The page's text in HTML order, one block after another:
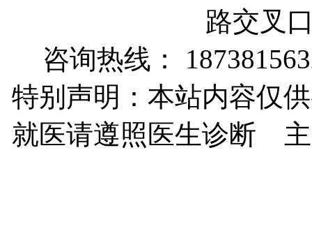
路交叉
咨询热线：
特别声明：本站内容仅
就医请遵照医生诊断